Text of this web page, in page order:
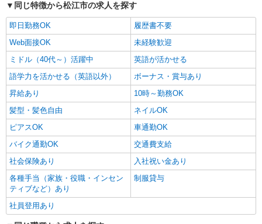
同じ特徴から松江市の求人を探す
即日勤務OK
履歴書不要
Web面接OK
未経験歓迎
ミドル（40代～）活躍中
英語が活かせる
語学力を活かせる（英語以外）
ボーナス・賞与あり
昇給あり
10時～勤務OK
髪型・髪色自由
ネイルOK
ピアスOK
車通勤OK
バイク通勤OK
交通費支給
社会保険あり
入社祝い金あり
各種手当（家族・役職・インセン
ティブなど）あり
制服貸与
社員登用あり